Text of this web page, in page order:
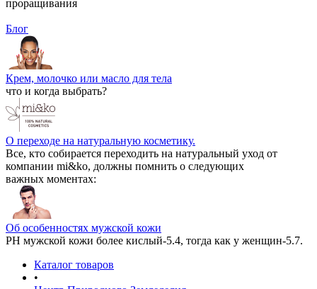
проращивания
Блог
Крем, молочко или масло для тела
что и когда выбрать?
О переходе на натуральную косметику.
Все, кто собирается переходить на натуральный уход от
компании mi&ko, должны помнить о следующих
важных моментах:
Об особенностях мужской кожи
РН мужской кожи более кислый-5.4, тогда как у женщин-5.7.
Каталог товаров
•